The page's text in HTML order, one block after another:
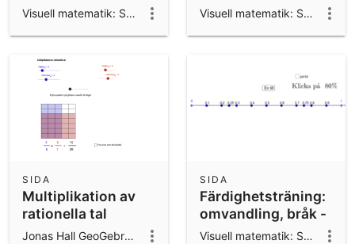
Visuell matematik: Svetlana & Anders Visuell matematik: Svetlana & Anders
Multiplikation av
rationella tal
SIDA
Jonas Hall GeoGebra ambassador 2024/25
Färdighetsträning:
omvandling, bråk -
decimal - procent
SIDA
Visuell matematik: Svetlana & Anders